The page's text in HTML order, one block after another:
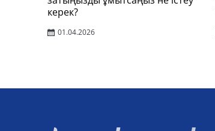
керек?
01.04.2026